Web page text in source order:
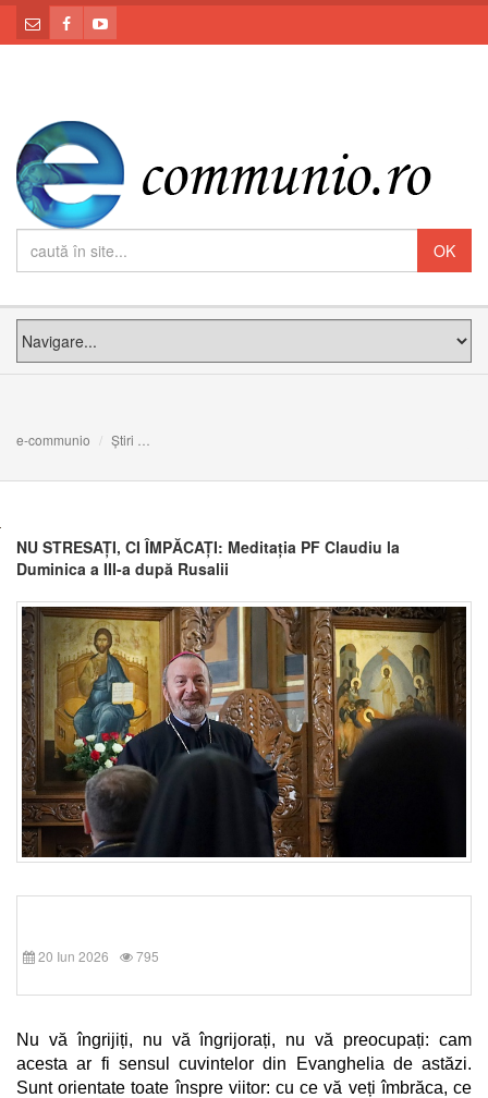
e-communio Știri
NU STRESAȚI, CI ÎMPĂCAȚI: Meditația PF Claudiu la
Duminica a III-a după Rusalii
20 Iun 2026 795
Nu vă îngrijiți, nu vă îngrijorați, nu vă preocupați: cam
acesta ar fi sensul cuvintelor din Evanghelia de astăzi.
Sunt orientate toate înspre viitor: cu ce vă veți îmbrăca, ce